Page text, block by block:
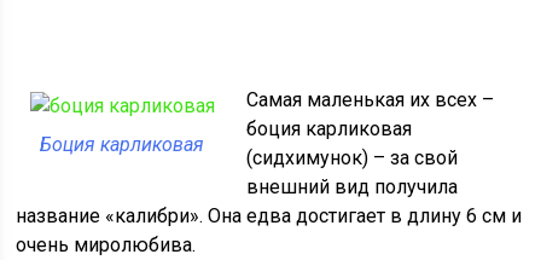
Боция карликовая
Самая маленькая их всех –
боция карликовая
(сидхимунок) – за свой
внешний вид получила
название «калибри». Она едва достигает в длину 6 см и
очень миролюбива.